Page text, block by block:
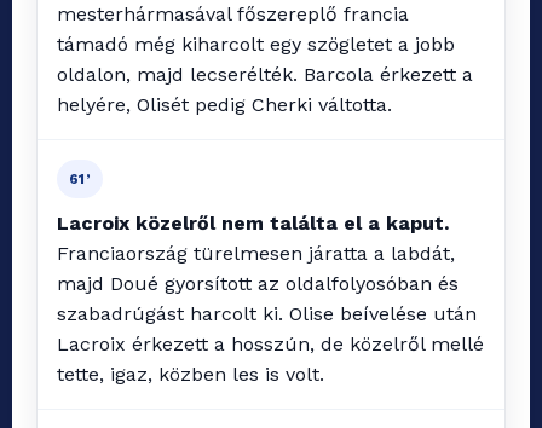
mesterhármasával főszereplő francia
támadó még kiharcolt egy szögletet a jobb
oldalon, majd lecserélték. Barcola érkezett a
helyére, Olisét pedig Cherki váltotta.
61’
Lacroix közelről nem találta el a kaput.
Franciaország türelmesen járatta a labdát,
majd Doué gyorsított az oldalfolyosóban és
szabadrúgást harcolt ki. Olise beívelése után
Lacroix érkezett a hosszún, de közelről mellé
tette, igaz, közben les is volt.